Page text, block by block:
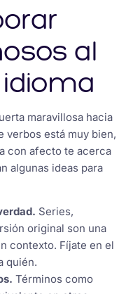
al
maravillosa hacia
verbos está muy bien,
con afecto te acerca
algunas ideas para
Series,
original son una
contexto. Fíjate en el
quién.
Términos como